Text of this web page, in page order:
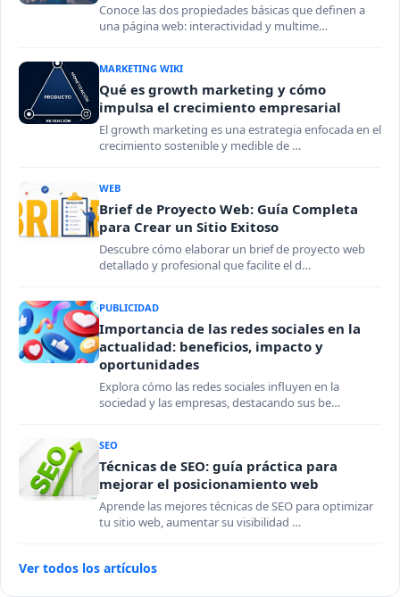
Conoce las dos propiedades básicas que definen a
una página web: interactividad y multime…
MARKETING WIKI
Qué es growth marketing y cómo
impulsa el crecimiento empresarial
El growth marketing es una estrategia enfocada en el
crecimiento sostenible y medible de …
WEB
Brief de Proyecto Web: Guía Completa
para Crear un Sitio Exitoso
Descubre cómo elaborar un brief de proyecto web
detallado y profesional que facilite el d…
PUBLICIDAD
Importancia de las redes sociales en la
actualidad: beneficios, impacto y
oportunidades
Explora cómo las redes sociales influyen en la
sociedad y las empresas, destacando sus be…
SEO
Técnicas de SEO: guía práctica para
mejorar el posicionamiento web
Aprende las mejores técnicas de SEO para optimizar
tu sitio web, aumentar su visibilidad …
Ver todos los artículos